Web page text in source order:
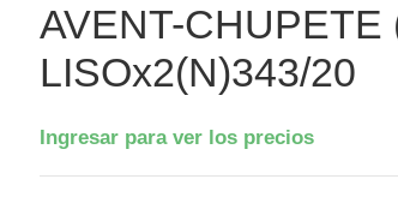
AVENT-CHUPETE
LISOx2(N)343/20
Ingresar para ver los precios